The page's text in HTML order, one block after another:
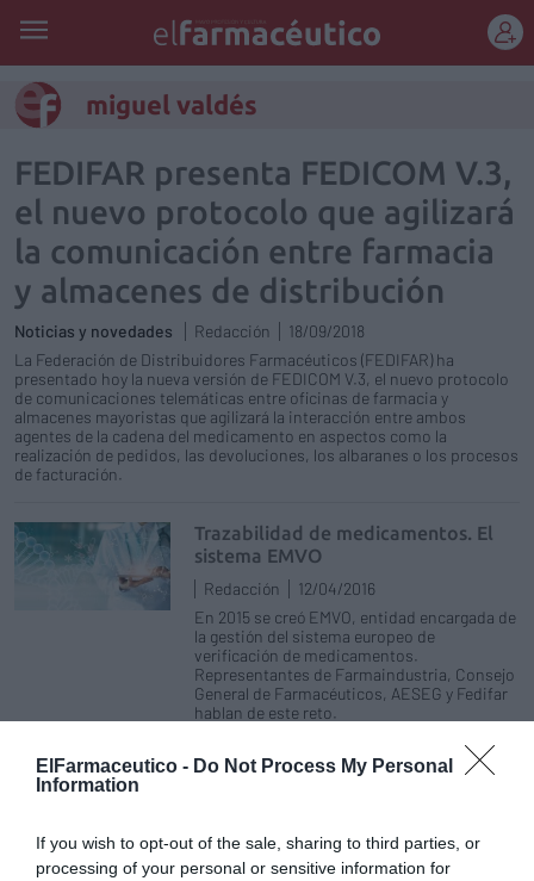
ElFarmaceutico - Do Not Process My Personal
Information
If you wish to opt-out of the sale, sharing to third parties, or
processing of your personal or sensitive information for
miguel valdés
FEDIFAR presenta FEDICOM V.3,
el nuevo protocolo que agilizará
la comunicación entre farmacia
y almacenes de distribución
Noticias y novedades Redacción
18/09/2018
La Federación de Distribuidores Farmacéuticos (FEDIFAR) ha
presentado hoy la nueva versión de FEDICOM V.3, el nuevo protocolo
de comunicaciones telemáticas entre oficinas de farmacia y
almacenes mayoristas que agilizará la interacción entre ambos
agentes de la cadena del medicamento en aspectos como la
realización de pedidos, las devoluciones, los albaranes o los procesos
de facturación.
Trazabilidad de medicamentos. El
sistema EMVO
Redacción
12/04/2016
En 2015 se creó EMVO, entidad encargada de
la gestión del sistema europeo de
verificación de medicamentos.
Representantes de Farmaindustria, Consejo
General de Farmacéuticos, AESEG y Fedifar
hablan de este reto.
Representantes de FEDIFAR se
Noticias y novedades
Redacción
30/03/2016